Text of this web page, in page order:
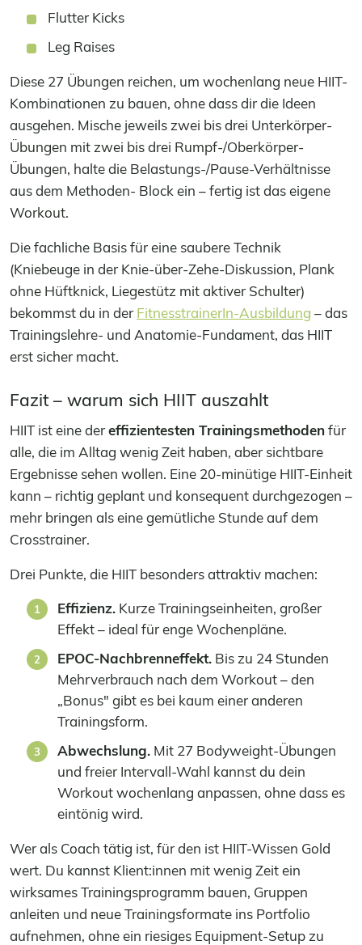
Flutter Kicks
Leg Raises
Diese 27 Übungen reichen, um wochenlang neue HIIT-
Kombinationen zu bauen, ohne dass dir die Ideen
ausgehen. Mische jeweils zwei bis drei Unterkörper-
Übungen mit zwei bis drei Rumpf-/Oberkörper-
Übungen, halte die Belastungs-/Pause-Verhältnisse
aus dem Methoden- Block ein – fertig ist das eigene
Workout.
Die fachliche Basis für eine saubere Technik
(Kniebeuge in der Knie-über-Zehe-Diskussion, Plank
ohne Hüftknick, Liegestütz mit aktiver Schulter)
bekommst du in der FitnesstrainerIn-Ausbildung – das
Trainingslehre- und Anatomie-Fundament, das HIIT
erst sicher macht.
Fazit – warum sich HIIT auszahlt
HIIT ist eine dereffizientesten Trainingsmethodenfür
alle, die im Alltag wenig Zeit haben, aber sichtbare
Ergebnisse sehen wollen. Eine 20-minütige HIIT-Einheit
kann – richtig geplant und konsequent durchgezogen –
mehr bringen als eine gemütliche Stunde auf dem
Crosstrainer.
Drei Punkte, die HIIT besonders attraktiv machen:
Effizienz. Kurze Trainingseinheiten, großer
Effekt – ideal für enge Wochenpläne.
EPOC-Nachbrenneffekt. Bis zu 24 Stunden
Mehrverbrauch nach dem Workout – den
„Bonus" gibt es bei kaum einer anderen
Trainingsform.
Abwechslung. Mit 27 Bodyweight-Übungen
und freier Intervall-Wahl kannst du dein
Workout wochenlang anpassen, ohne dass es
eintönig wird.
Wer als Coach tätig ist, für den ist HIIT-Wissen Gold
wert. Du kannst Klient:innen mit wenig Zeit ein
wirksames Trainingsprogramm bauen, Gruppen
anleiten und neue Trainingsformate ins Portfolio
aufnehmen, ohne ein riesiges Equipment-Setup zu